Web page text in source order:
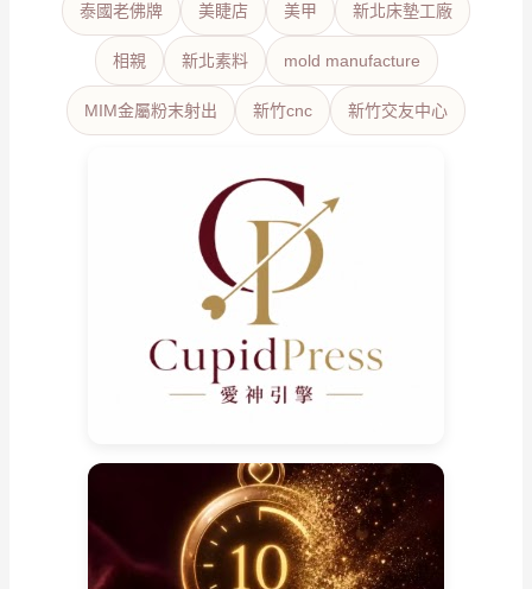
泰國老佛牌 美睫店 美甲 新北床墊工廠
相親 新北素料 mold manufacture
MIM金屬粉末射出 新竹cnc 新竹交友中心